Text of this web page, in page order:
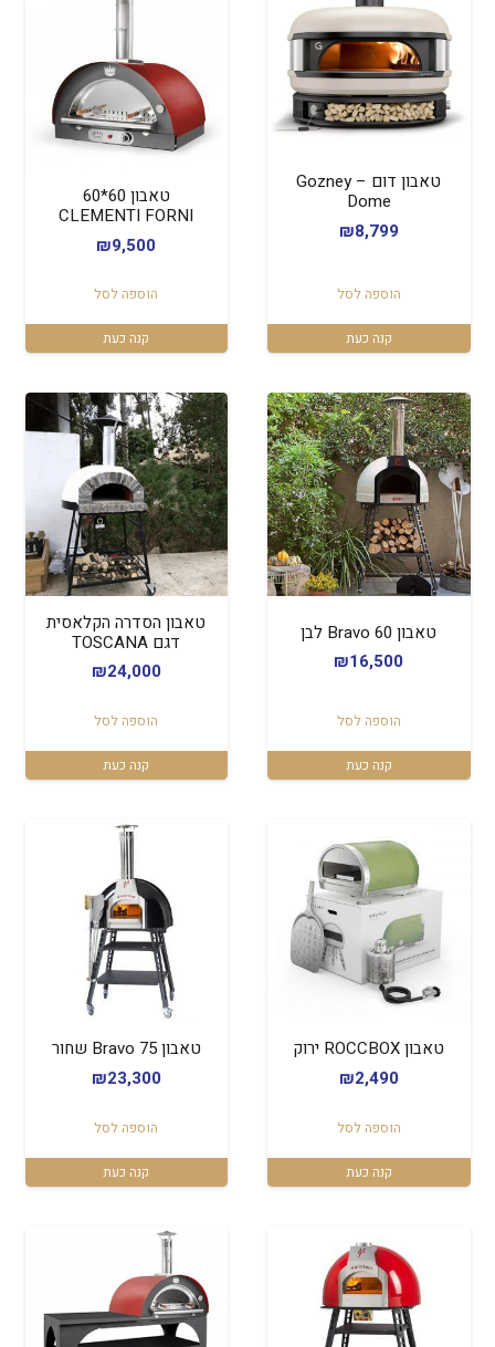
טאבון דום – Gozney
Dome
₪8,799
הוספה לסל
קנה כעת
טאבון 60*60
CLEMENTI FORNI
₪9,500
הוספה לסל
קנה כעת
טאבון Bravo 60 לבן
₪16,500
הוספה לסל
קנה כעת
טאבון הסדרה הקלאסית
דגם TOSCANA
₪24,000
הוספה לסל
קנה כעת
טאבון ROCCBOX ירוק
₪2,490
הוספה לסל
קנה כעת
טאבון Bravo 75 שחור
₪23,300
הוספה לסל
קנה כעת